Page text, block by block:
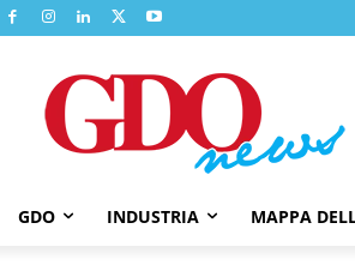
GDO INDUSTRIA MAPPA